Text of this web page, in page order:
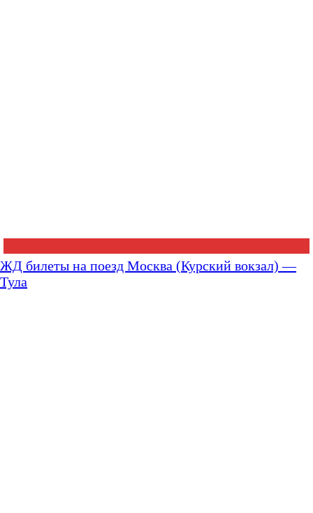
ЖД билеты на поезд Москва (Курский вокзал) —
Тула